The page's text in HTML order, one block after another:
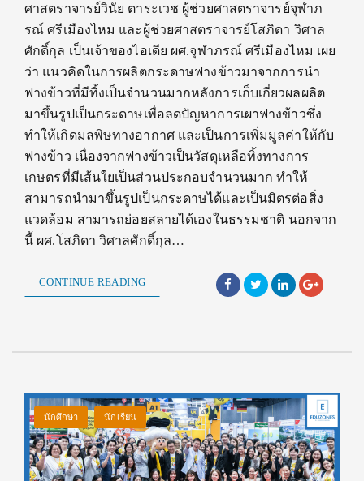
ศาสตราจารย์วินัย ตาระเวช ผู้ช่วยศาสตราจารย์จุฬาภ
รณ์ ศรีเมืองไหม และผู้ช่วยศาสตราจารย์โสภิดา วิศาล
ศักดิ์กุล เป็นเจ้าของไอเดีย ผศ.จุฬาภรณ์ ศรีเมืองไหม เผย
ว่า แนวคิดในการผลิตกระดาษฟางข้าวมาจากการนำ
ฟางข้าวที่มีทิ้งเป็นจำนวนมากหลังการเก็บเกี่ยวผลผลิต
มาขึ้นรูปเป็นกระดาษเพื่อลดปัญหาการเผาฟางข้าวซึ่ง
ทำให้เกิดมลพิษทางอากาศ และเป็นการเพิ่มมูลค่าให้กับ
ฟางข้าว เนื่องจากฟางข้าวเป็นวัสดุเหลือทิ้งทางการ
เกษตรที่มีเส้นใยเป็นส่วนประกอบจำนวนมาก ทำให้
สามารถนำมาขึ้นรูปเป็นกระดาษได้และเป็นมิตรต่อสิ่ง
แวดล้อม สามารถย่อยสลายได้เองในธรรมชาติ นอกจาก
นี้ ผศ.โสภิดา วิศาลศักดิ์กุล…
CONTINUE READING
นักศึกษา นักเรียน